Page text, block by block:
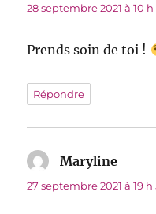
28 septembre 2021 à 10
Prends soin de toi !
Répondre
Maryline
27 septembre 2021 à 19 h